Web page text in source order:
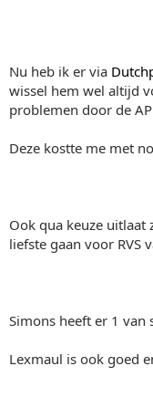
Nu heb ik er via
wissel hem wel altijd
problemen door de
Deze kostte me met
Ook qua keuze
liefste gaan voor RVS
Simons heeft er 1 van
Lexmaul is ook goed